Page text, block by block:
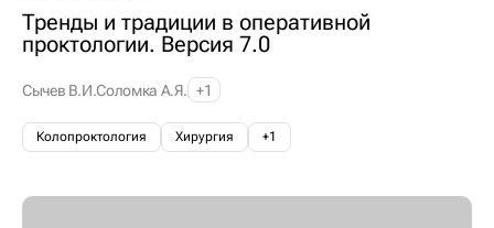
Тренды и традиции в оперативной
проктологии. Версия 7.0
Сычев В.И.Соломка А.Я. +1
Колопроктология Хирургия +1